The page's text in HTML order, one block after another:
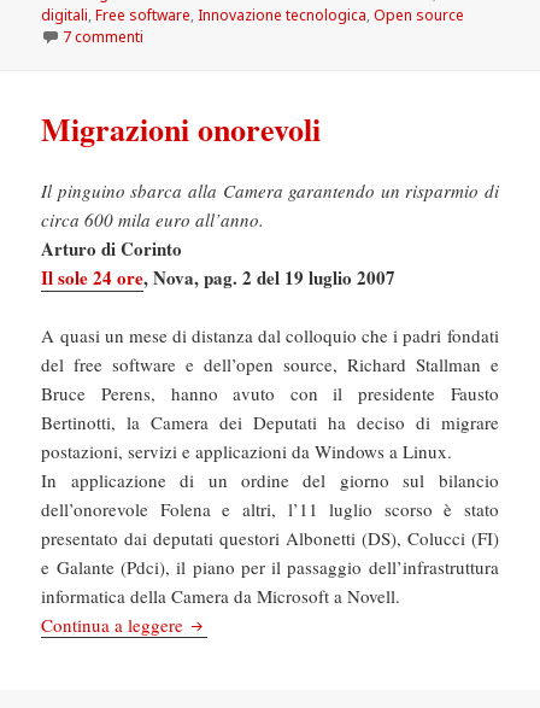
il
digitali,Free software,Innovazione tecnologica,Open source
7 commenti
Migrazioni onorevoli
Il pinguino sbarca alla Camera garantendo un risparmio di
circa 600 mila euro all’anno.
Arturo di Corinto
Il sole 24 ore, Nova, pag. 2 del 19 luglio 2007
A quasi un mese di distanza dal colloquio che i padri fondati
del free software e dell’open source, Richard Stallman e
Bruce Perens, hanno avuto con il presidente Fausto
Bertinotti, la Camera dei Deputati ha deciso di migrare
postazioni, servizi e applicazioni da Windows a Linux.
In applicazione di un ordine del giorno sul bilancio
dell’onorevole Folena e altri, l’11 luglio scorso è stato
presentato dai deputati questori Albonetti (DS), Colucci (FI)
e Galante (Pdci), il piano per il passaggio dell’infrastruttura
informatica della Camera da Microsoft a Novell.
Continua a leggere Migrazioni onorevoli